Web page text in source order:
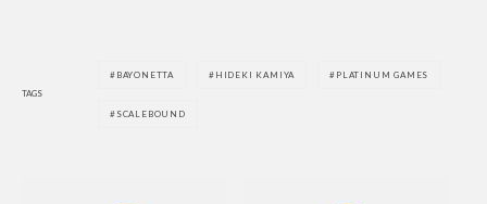
TAGS
BAYONETTA HIDEKI KAMIYA PLATINUM GAMES
SCALEBOUND